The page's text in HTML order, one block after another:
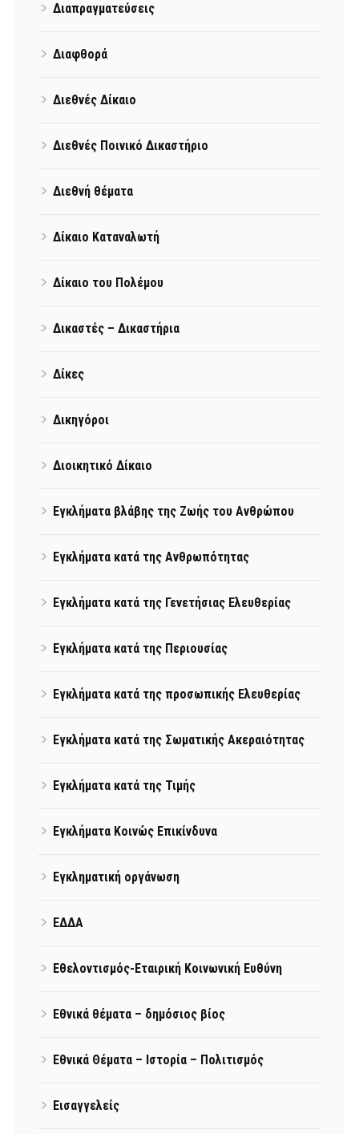
Διαπραγματεύσεις
Διαφθορά
Διεθνές Δίκαιο
Διεθνές Ποινικό Δικαστήριο
Διεθνή θέματα
Δίκαιο Καταναλωτή
Δίκαιο του Πολέμου
Δικαστές – Δικαστήρια
Δίκες
Δικηγόροι
Διοικητικό Δίκαιο
Εγκλήματα βλάβης της Ζωής του Ανθρώπου
Εγκλήματα κατά της Ανθρωπότητας
Εγκλήματα κατά της Γενετήσιας Ελευθερίας
Εγκλήματα κατά της Περιουσίας
Εγκλήματα κατά της προσωπικής Ελευθερίας
Εγκλήματα κατά της Σωματικής Ακεραιότητας
Εγκλήματα κατά της Τιμής
Εγκλήματα Κοινώς Επικίνδυνα
Εγκληματική οργάνωση
ΕΔΔΑ
Εθελοντισμός-Εταιρική Κοινωνική Ευθύνη
Εθνικά θέματα – δημόσιος βίος
Εθνικά Θέματα – Ιστορία – Πολιτισμός
Εισαγγελείς